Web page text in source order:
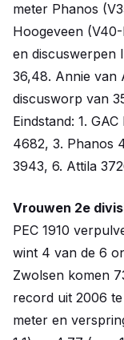
meter Phanos
Hoogeveen
en discuswerpen
36,48. Annie van
discusworp van
Eindstand: 1.
4682, 3. Phanos
3943, 6. Attila
Vrouwen 2e
PEC 1910
wint 4 van de 6
Zwolsen komen
record uit 2006
meter en